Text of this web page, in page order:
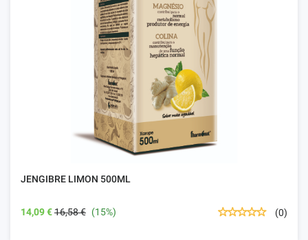
JENGIBRE LIMON 500ML
14,09 €16,58 € (15%) (0)